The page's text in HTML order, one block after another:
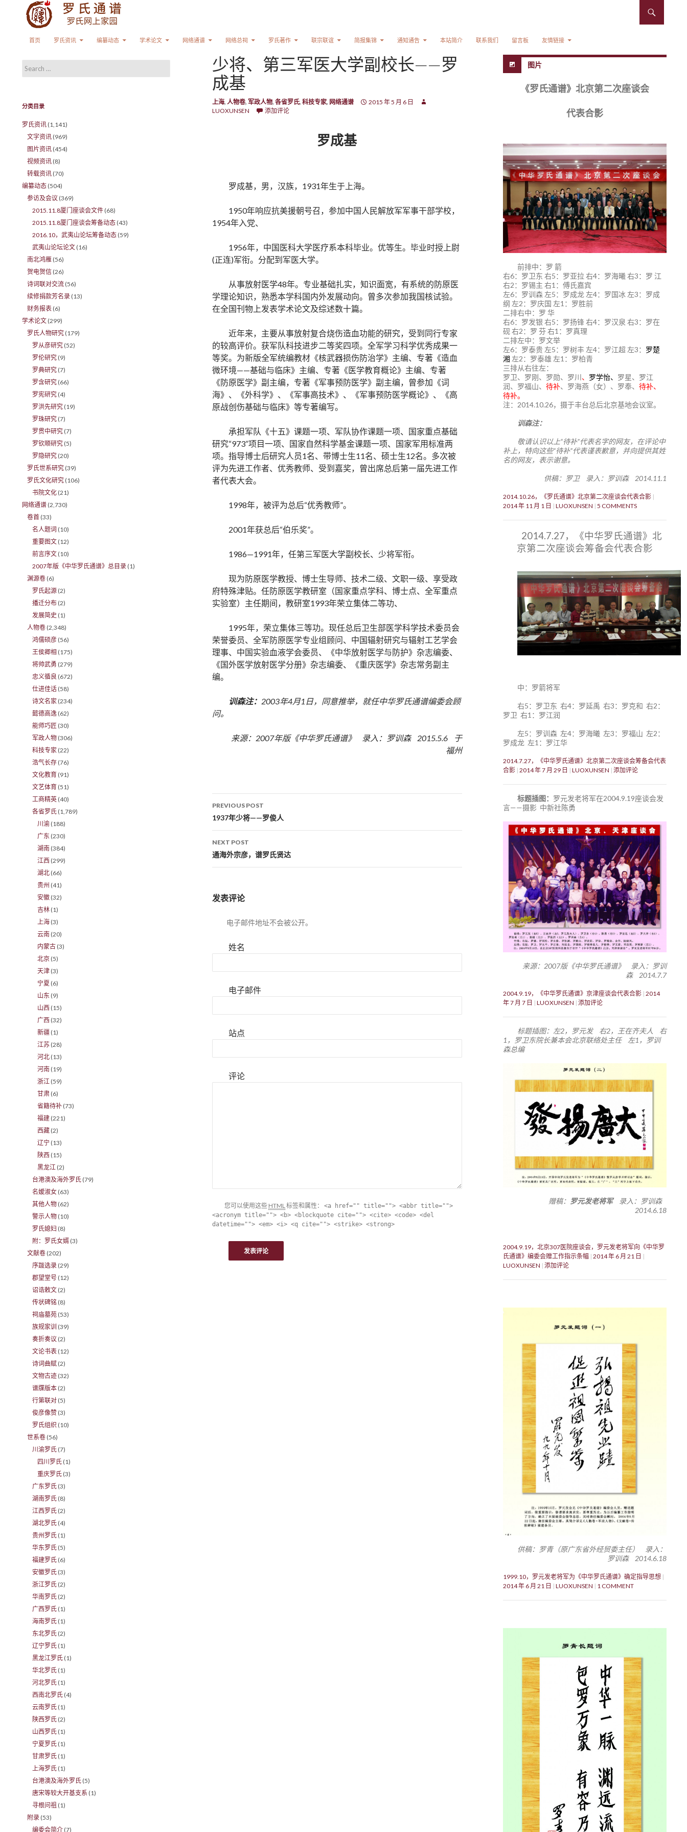
首页
罗氏资讯 编纂动态 学术论文 网络通谱 网络总祠 罗氏著作 联宗联谊 简报集锦 通知通告 本站简介 联系我们 留言板 友情链接
少将、第三军医大学副校长——罗
成基
上海, 人物卷, 军政人物, 各省罗氏, 科技专家, 网络通谱
2015 年 5 月 6 日
LUOXUNSEN
添加评论
罗成基
罗成基，男，汉族，1931年生于上海。
1950年响应抗美援朝号召，参加中国人民解放军军事干部学校，
1954年入党、
1956年，中国医科大学医疗系本科毕业。优等生。毕业时授上尉
(正连)军衔。分配到军医大学。
从事放射医学48年。专业基础扎实，知识面宽，有系统的防原医
学理论知识，熟悉本学科国内外发展动向。曾多次参加我国核试验。
在全国刊物上发表学术论文及综述数十篇。
近年来，主要从事放射复合烧伤造血功能的研究，受到同行专家
的较高评价。获军队科技进步二等奖四项。全军学习科学优秀成果一
等奖。为新版全军统编教材《核武器损伤防治学》主编、专著《造血
微环境——基础与临床》主编、专著《医学教育概论》主编、专著
《防原医学》副主编，专著《军事预防医学》副主编，曾参加《词
海》、《外科学》、《军事高技术》、《军事预防医学概论》、《高
原战创伤基础与临床》等专著编写。
承担军队《十五》课题一项、军队协作课题一项、国家重点基础
研究“973”项目一项、国家自然科学基金课题一项、国家军用标准两
项。指导博士后研究人员1名、带博士生11名、硕士生12名。多次被
评为先进工作者、优秀教师、受到嘉奖，曾出席总后第一届先进工作
者代表大会。
1998年，被评为总后“优秀教师”。
2001年获总后“伯乐奖”。
1986—1991年，任第三军医大学副校长、少将军衔。
现为防原医学教授、博士生导师、技术二级、文职一级、享受政
府特殊津贴。任防原医学教研室（国家重点学科、博士点、全军重点
实验室）主任期间，教研室1993年荣立集体二等功、
1995年，荣立集体三等功。现任总后卫生部医学科学技术委员会
荣誉委员、全军防原医学专业组顾问、中国辐射研究与辐射工艺学会
理事、中国实验血液学会委员、《中华放射医学与防护》杂志编委、
《国外医学放射医学分册》杂志编委、《重庆医学》杂志常务副主
编。
训森注： 2003年4月1日，同意推举，就任中华罗氏通谱编委会顾
问。
来源：2007年版《中华罗氏通谱》 录入：罗训森 2015.5.6 于
福州
Post navigation
PREVIOUS POST
1937年少将——罗俊人
NEXT POST
通海外宗彦，谱罗氏贤达
发表评论
电子邮件地址不会被公开。
姓名
电子邮件
站点
评论
您可以使用这些 HTML标签和属性： <a href="" title=""> <abbr title="">
<acronym title=""> <b> <blockquote cite=""> <cite> <code> <del
datetime=""> <em> <i> <q cite=""> <strike> <strong>
图片
《罗氏通谱》北京第二次座谈会
代表合影
前排中：罗 箭
右6：罗卫东 右5：罗亚拉 右4：罗海曦 右3：罗 江
右2：罗锡主 右1：傅氏嘉宾
左6：罗训森 左5：罗成龙 左4：罗国冰 左3：罗成
纲 左2：罗庆国 左1：罗胜前
二排右中：罗 华
右6：罗发银 右5：罗扬锋 右4：罗汉泉 右3：罗在
砚 右2：罗 芬 右1：罗真理
二排左中：罗文举
左6：罗泰贵 左5：罗树丰 左4：罗江超 左3： 罗楚
湘 左2：罗泰雄 左1：罗柏青
三排从右往左：
罗卫、罗刚、罗勋、罗川、 罗学怡、 罗星、罗江
润、罗福山、 待补、罗海燕（女）、罗奉、 待补、
待补。
注：2014.10.26，摄于丰台总后北京基地会议室。
训森注：
敬请认识以上“待补”代表名字的网友，在评论中
补上，特向这些“待补”代表谨表歉意，并向提供其姓
名的网友，表示谢意。
供稿：罗卫 录入：罗训森 2014.11.1
2014.10.26，《罗氏通谱》北京第二次座谈会代表合影
2014 年 11 月 1 日
LUOXUNSEN 5 COMMENTS
2014.7.27，《中华罗氏通谱》北
京第二次座谈会筹备会代表合影
中：罗箭将军
右5：罗卫东 右4：罗延禹 右3：罗克和 右2：
罗卫 右1：罗江润
左5：罗训森 左4：罗海曦 左3：罗福山 左2：
罗成龙 左1：罗江华
2014.7.27，《中华罗氏通谱》北京第二次座谈会筹备会代表
合影 2014 年 7 月 29 日 LUOXUNSEN 添加评论
标题插图： 罗元发老将军在2004.9.19座谈会发
言——摄影 中新社陈勇
来源：2007版《中华罗氏通谱》 录入：罗训
森 2014.7.7
2004.9.19，《中华罗氏通谱》京津座谈会代表合影 2014
年 7 月 7 日
LUOXUNSEN 添加评论
标题插图：左2，罗元发 右2，王在齐夫人 右
1，罗卫东院长兼本会北京联络处主任 左1，罗训
森总编
赠稿： 罗元发老将军录入：罗训森
2014.6.18
2004.9.19，北京307医院座谈会，罗元发老将军向《中华罗
氏通谱》编委会赠工作指示条幅 2014 年 6 月 21 日
LUOXUNSEN 添加评论
供稿：罗青（原广东省外经贸委主任） 录入：
罗训森 2014.6.18
1999.10，罗元发老将军为《中华罗氏通谱》确定指导思想
2014 年 6 月 21 日
LUOXUNSEN 1 COMMENT
Search for:
分类目录
罗氏资讯 (1,141)
文字资讯 (969)
图片资讯 (454)
视频资讯 (8)
转载资讯 (70)
编纂动态 (504)
参访及会议 (369)
2015.11.8厦门座谈会文件 (68)
2015.11.8厦门座谈会筹备动态 (43)
2016.10，武夷山论坛筹备动态 (59)
武夷山论坛论文 (16)
南北鸿雁 (56)
贺电贺信 (26)
诗词联对交流 (56)
续修捐款芳名录 (13)
财务报表 (6)
学术论文 (299)
罗氏人物研究 (179)
罗从彦研究 (52)
罗伦研究 (9)
罗典研究 (7)
罗含研究 (66)
罗宪研究 (4)
罗洪先研究 (19)
罗珠研究 (7)
罗贯中研究 (7)
罗钦顺研究 (5)
罗隐研究 (20)
罗氏世系研究 (39)
罗氏文化研究 (106)
书院文化 (21)
网络通谱 (2,730)
卷首 (33)
名人题词 (10)
重要图文 (12)
前言序文 (10)
2007年版《中华罗氏通谱》总目录 (1)
渊源卷 (6)
罗氏起源 (2)
播迁分布 (2)
发展简史 (1)
人物卷 (2,348)
鸿儒硕彦 (56)
王侯卿相 (175)
将帅武勇 (279)
忠义循良 (672)
仕进佳话 (58)
诗文名家 (234)
懿德高逸 (62)
能师巧匠 (30)
军政人物 (306)
科技专家 (22)
浩气长存 (76)
文化教育 (91)
文艺体育 (51)
工商精英 (40)
各省罗氏 (1,789)
川渝 (188)
广东 (230)
湖南 (384)
江西 (299)
湖北 (66)
贵州 (41)
安徽 (32)
吉林 (1)
上海 (3)
云南 (20)
内蒙古 (3)
北京 (5)
天津 (3)
宁夏 (6)
山东 (9)
山西 (15)
广西 (32)
新疆 (1)
江苏 (28)
河北 (13)
河南 (19)
浙江 (59)
甘肃 (6)
省籍待补 (73)
福建 (221)
西藏 (2)
辽宁 (13)
陕西 (15)
黑龙江 (2)
台港澳及海外罗氏 (79)
名嫒淑女 (63)
其他人物 (62)
警示人物 (10)
罗氏媳妇 (8)
附：罗氏女婿 (3)
文献卷 (202)
序跋选录 (29)
郡望堂号 (12)
诏诰敕文 (2)
传状碑铭 (8)
祠庙墓苑 (53)
族规家训 (39)
奏折奏议 (2)
文论书表 (12)
诗词曲赋 (2)
文物古迹 (32)
谱牒版本 (2)
行第联对 (5)
俊彦像赞 (3)
罗氏组织 (10)
世系卷 (56)
川渝罗氏 (7)
四川罗氏 (1)
重庆罗氏 (3)
广东罗氏 (3)
湖南罗氏 (8)
江西罗氏 (2)
湖北罗氏 (4)
贵州罗氏 (1)
华东罗氏 (5)
福建罗氏 (6)
安徽罗氏 (3)
浙江罗氏 (2)
华南罗氏 (2)
广西罗氏 (1)
海南罗氏 (1)
东北罗氏 (2)
辽宁罗氏 (1)
黑龙江罗氏 (1)
华北罗氏 (1)
河北罗氏 (1)
西南北罗氏 (4)
云南罗氏 (1)
陕西罗氏 (2)
山西罗氏 (1)
宁夏罗氏 (1)
甘肃罗氏 (1)
上海罗氏 (1)
台港澳及海外罗氏 (5)
唐宋等较大开基支系 (1)
寻根问祖 (1)
附录 (53)
编委会简介 (7)